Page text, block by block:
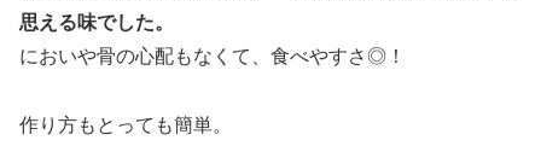
思える味でした。
においや骨の心配もなくて、食べやすさ◎！
作り方もとっても簡単。